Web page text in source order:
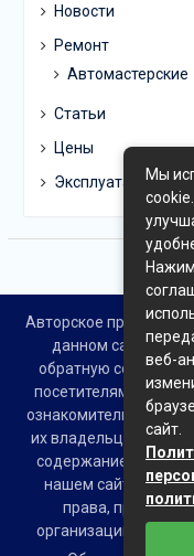
Новости
Ремонт
Автомастерские
Статьи
Цены
Эксплуатация
Авторское право ©
данном сайте
обратную ссылку на
посетителями сайта
ознакомительных
их владельцам.
содержание
нашем сайте
права,
организации,
Мы
веб-
сайт.